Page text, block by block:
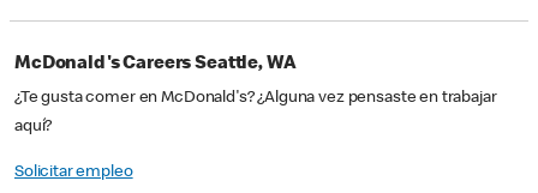
McDonald's Careers Seattle, WA
¿Te gusta comer en McDonald's? ¿Alguna vez pensaste en trabajar
aquí?
Solicitar empleo